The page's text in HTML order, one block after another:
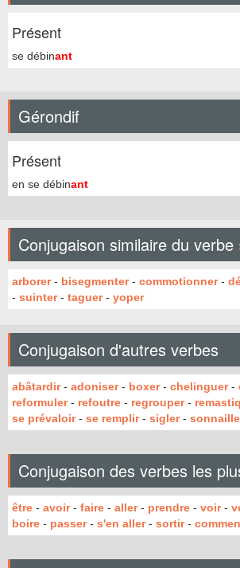
Présent
se débinant
Gérondif
Présent
en se débinant
Conjugaison similaire du verbe
arborer- bisegmenter- commotionner-
- suinter- taguer- yoper
Conjugaison d'autres verbes
abâtardir- adoniser- boxer- chelinguer-
reformuler- refoutre - regrouper-
se prévaloir- se remplir- sigler-
Conjugaison des verbes les
être - avoir- faire - aller- prendre - voir-
boire - passer- s'en aller- sortir-